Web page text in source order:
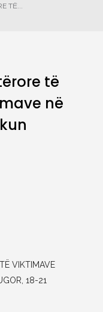
TË...
të
në
VIKTIMAVE
18-21